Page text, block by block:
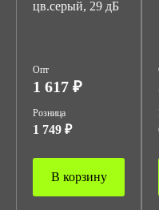
цв.серый, 29 дБ
Опт
1 617 ₽
Розница
1 749 ₽
В корзину